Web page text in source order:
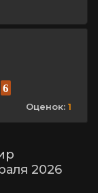
2026
6
Оценок: 1